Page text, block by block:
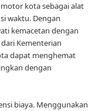
kota sebagai alat
waktu. Dengan
kemacetan dengan
Kementerian
dapat menghemat
dengan
biaya. Menggunakan